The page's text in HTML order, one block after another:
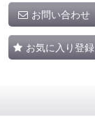
お問い合わせ
お気に入り登録